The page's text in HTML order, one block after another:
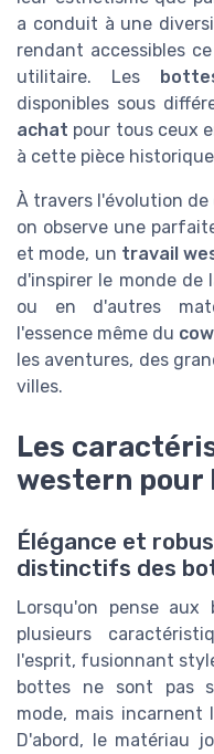
a conduit à une
rendant accessibles
utilitaire. Les
disponibles sous
achat pour tous ceux
à cette pièce
À travers l'évolution
on observe une
et mode, un travail
d'inspirer le monde de
ou en d'autres
l'essence même du
les aventures, des
villes.
Les
western pour
Élégance et
distinctifs des
Lorsqu'on pense aux
plusieurs
l'esprit, fusionnant
bottes ne sont pas
mode, mais incarnent
D'abord, le matériau